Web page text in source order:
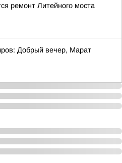
ремонт Литейного моста
Добрый вечер, Марат